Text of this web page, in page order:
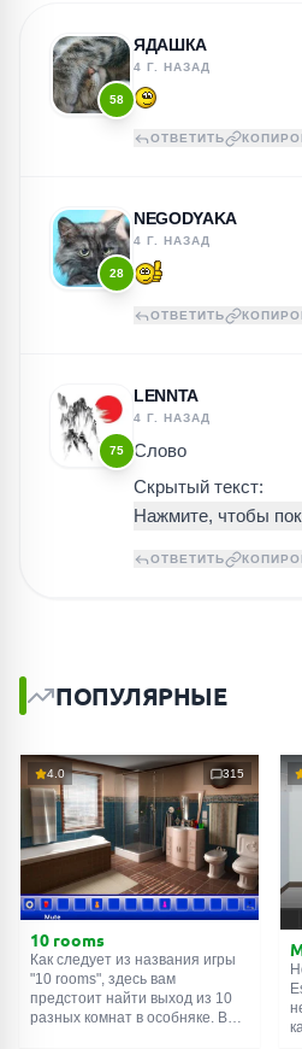
58
ЯДАШКА
4 Г. НАЗАД
ОТВЕТИТЬ
28
NEGODYAKA
4 Г. НАЗАД
ОТВЕТИТЬ
75
LENNTA
4 Г. НАЗАД
Слово
Скрытый текст:
ОТВЕТИТЬ
ПОПУЛЯРНЫЕ
4.0 315
10 rooms
Как следует из названия игры
"10 rooms", здесь вам
предстоит найти выход из 10
разных комнат в особняке. В